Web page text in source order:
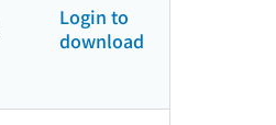
Login to
download